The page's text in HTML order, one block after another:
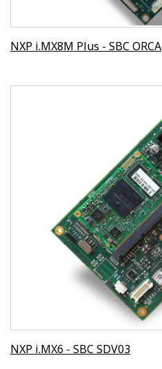
NXP i.MX8M Plus - SBC ORCA
NXP i.MX6 - SBC SDV03